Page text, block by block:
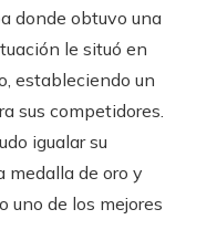
donde obtuvo una
le situó en
estableciendo un
sus competidores.
igualar su
medalla de oro y
uno de los mejores